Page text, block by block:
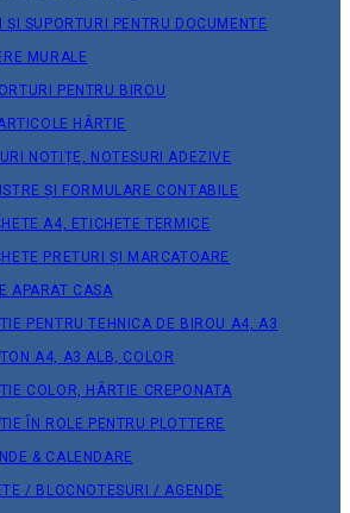
ȘI SUPORTURI PENTRU DOCUMENTE
MURALE
PENTRU BIROU
HÂRTIE
NOTIȚE, NOTESURI ADEZIVE
ȘI FORMULARE CONTABILE
A4, ETICHETE TERMICE
PRETURI ȘI MARCATOARE
APARAT CASA
PENTRU TEHNICA DE BIROU A4, A3
A4, A3 ALB, COLOR
COLOR, HÂRTIE CREPONATA
ÎN ROLE PENTRU PLOTTERE
& CALENDARE
/ BLOCNOTESURI / AGENDE